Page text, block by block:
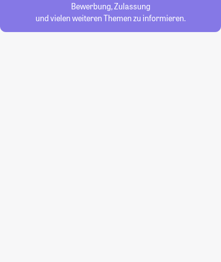
Bewerbung, Zulassung
und vielen weiteren Themen zu informieren.